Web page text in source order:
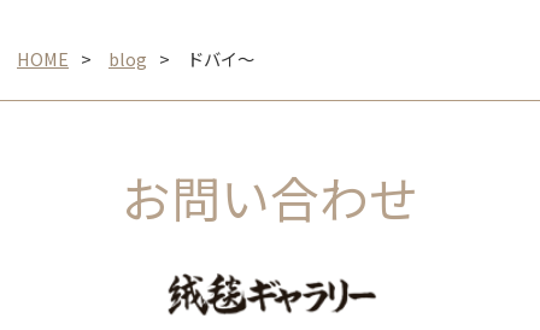
HOME blog ドバイ〜
お問い合わせ